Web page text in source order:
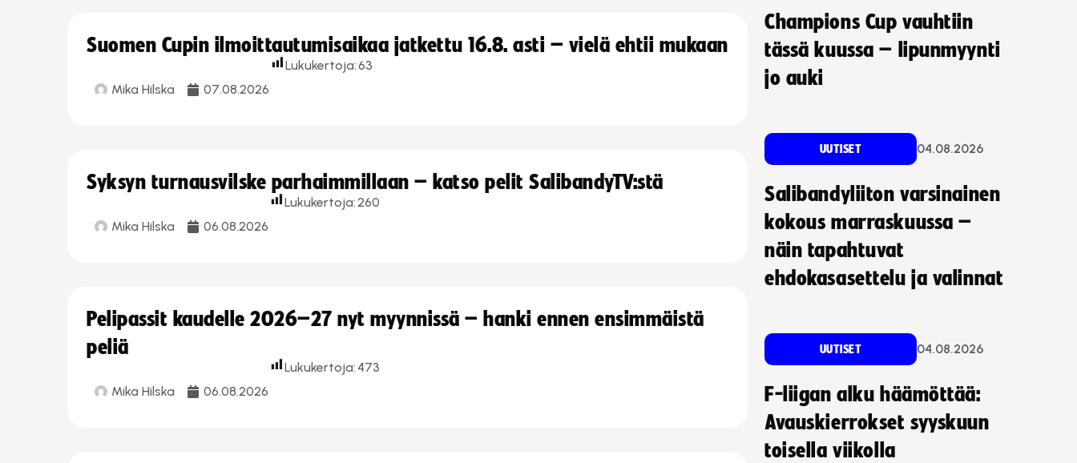
Suomen Cupin ilmoittautumisaikaa jatkettu 16.8. asti – vielä ehtii mukaan
Mika Hilska 07.08.2026
Lukukertoja:63
Syksyn turnausvilske parhaimmillaan – katso pelit SalibandyTV:stä
Mika Hilska 06.08.2026
Lukukertoja:260
Pelipassit kaudelle 2026–27 nyt myynnissä – hanki ennen ensimmäistä
peliä
Mika Hilska 06.08.2026
Lukukertoja: 473
Champions Cup vauhtiin
tässä kuussa – lipunmyynti
jo auki
UUTISET 04.08.2026
Salibandyliiton varsinainen
kokous marraskuussa –
näin tapahtuvat
ehdokasasettelu ja valinnat
UUTISET 04.08.2026
F-liigan alku häämöttää:
Avauskierrokset syyskuun
toisella viikolla